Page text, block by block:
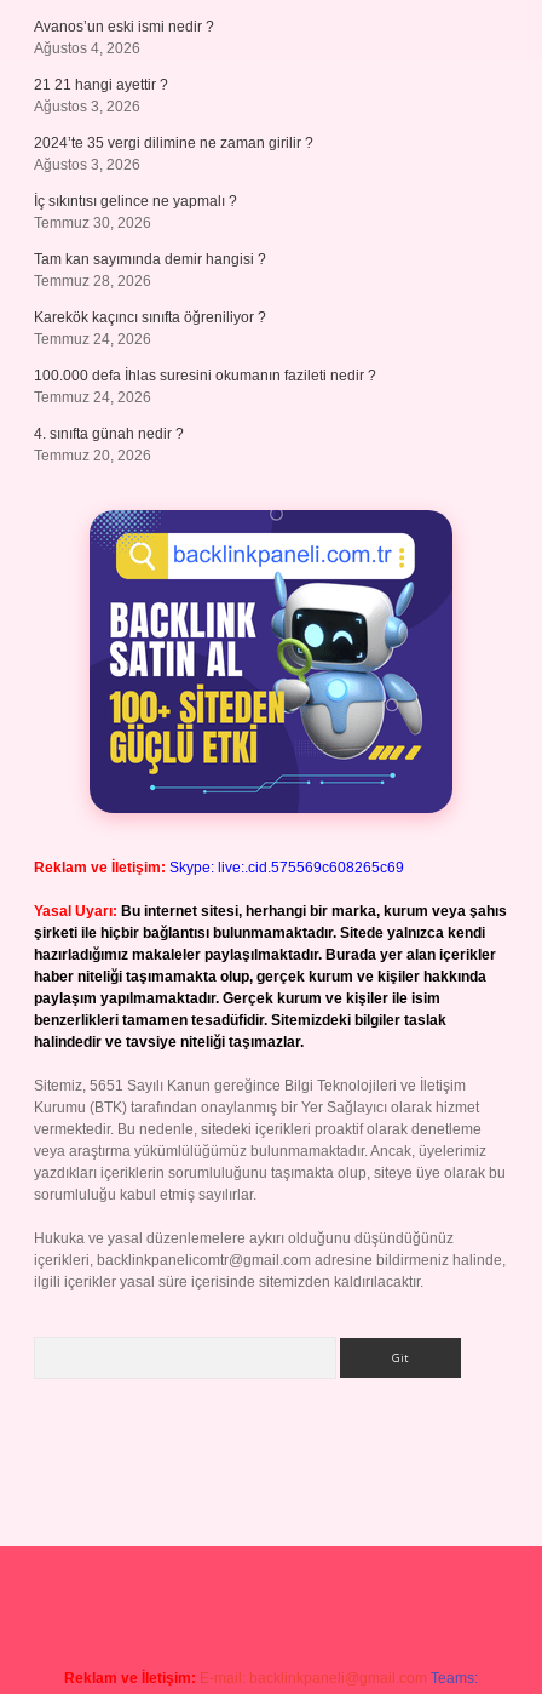
Avanos’un eski ismi nedir ?
Ağustos 4, 2026
21 21 hangi ayettir ?
Ağustos 3, 2026
2024’te 35 vergi dilimine ne zaman girilir ?
Ağustos 3, 2026
İç sıkıntısı gelince ne yapmalı ?
Temmuz 30, 2026
Tam kan sayımında demir hangisi ?
Temmuz 28, 2026
Karekök kaçıncı sınıfta öğreniliyor ?
Temmuz 24, 2026
100.000 defa İhlas suresini okumanın fazileti nedir ?
Temmuz 24, 2026
4. sınıfta günah nedir ?
Temmuz 20, 2026
Reklam ve İletişim: Skype: live:.cid.575569c608265c69
Yasal Uyarı: Bu internet sitesi, herhangi bir marka, kurum veya şahıs
şirketi ile hiçbir bağlantısı bulunmamaktadır. Sitede yalnızca kendi
hazırladığımız makaleler paylaşılmaktadır. Burada yer alan içerikler
haber niteliği taşımamakta olup, gerçek kurum ve kişiler hakkında
paylaşım yapılmamaktadır. Gerçek kurum ve kişiler ile isim
benzerlikleri tamamen tesadüfidir. Sitemizdeki bilgiler taslak
halindedir ve tavsiye niteliği taşımazlar.
Sitemiz, 5651 Sayılı Kanun gereğince Bilgi Teknolojileri ve İletişim
Kurumu (BTK) tarafından onaylanmış bir Yer Sağlayıcı olarak hizmet
vermektedir. Bu nedenle, sitedeki içerikleri proaktif olarak denetleme
veya araştırma yükümlülüğümüz bulunmamaktadır. Ancak, üyelerimiz
yazdıkları içeriklerin sorumluluğunu taşımakta olup, siteye üye olarak bu
sorumluluğu kabul etmiş sayılırlar.
Hukuka ve yasal düzenlemelere aykırı olduğunu düşündüğünüz
içerikleri, backlinkpanelicomtr@gmail.com adresine bildirmeniz halinde,
ilgili içerikler yasal süre içerisinde sitemizden kaldırılacaktır.
Reklam ve İletişim: E-mail: backlinkpaneli@gmail.com Teams: